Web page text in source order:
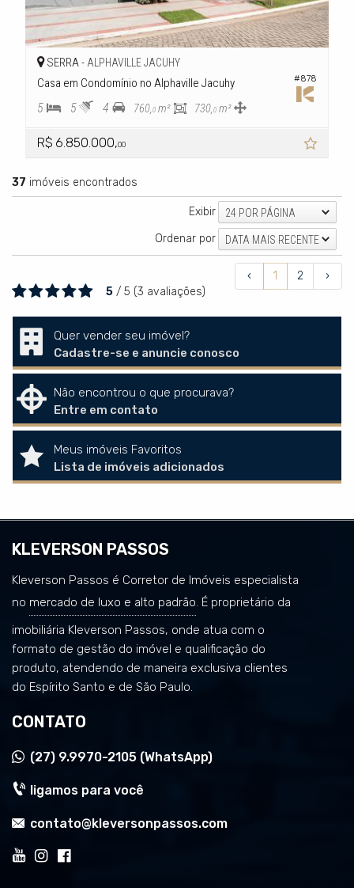
#878
SERRA - ALPHAVILLE JACUHY
Casa em Condomínio no Alphaville Jacuhy
5 5 4 760,0 m² 730,0 m²
R$ 6.850.000,00
37 imóveis encontrados
Exibir 24 POR PÁGINA
Ordenar por DATA MAIS RECENTE
‹ 1 2
›
5 / 5 (3 avaliações)
Quer vender seu imóvel?
Cadastre-se e anuncie conosco
Não encontrou o que procurava?
Entre em contato
Meus imóveis Favoritos
Lista de imóveis adicionados
KLEVERSON PASSOS
Kleverson Passos é Corretor de Imóveis especialista
no mercado de luxo e alto padrão. É proprietário da
imobiliária Kleverson Passos, onde atua com o
formato de gestão do imóvel e qualificação do
produto, atendendo de maneira exclusiva clientes
do Espírito Santo e de São Paulo.
CONTATO
(27) 9.9970-2105 (WhatsApp)
ligamos para você
contato@kleversonpassos.com